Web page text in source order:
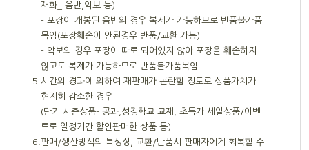
재화_ 음반,악보 등)
- 포장이 개봉된 음반의 경우 복제가 가능하므로 반품불가품
목임(포장훼손이 안된경우 반품/교환 가능)
- 악보의 경우 포장이 따로 되어있지 않아 포장을 훼손하지
않고도 복제가 가능하므로 반품불가품목임
5. 시간의 경과에 의하여 재판매가 곤란할 정도로 상품가치가
현저히 감소한 경우
(단기 시즌상품- 공과,성경학교 교재, 초특가 세일상품/이벤
트로 일정기간 할인판매한 상품 등)
6. 판매/생산방식의 특성상, 교환/반품시 판매자에게 회복할 수